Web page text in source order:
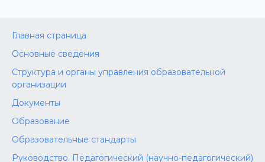
Главная страница
Основные сведения
Структура и органы управления образовательной
организации
Документы
Образование
Образовательные стандарты
Руководство. Педагогический (научно-педагогический)